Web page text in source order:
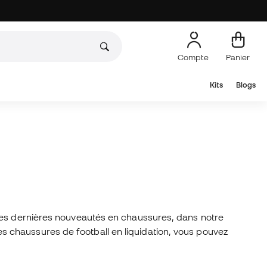
Compte Panier
Kits Blogs
dernières nouveautés en chaussures, dans notre
chaussures de football en liquidation, vous pouvez